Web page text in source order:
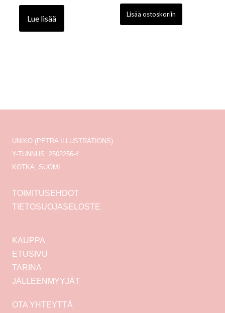
Lue lisää Lisää ostoskoriin
UNIKO (PETRA ILLUSTRATIONS)
Y-TUNNUS: 2502256-4
KOTKA, SUOMI
TOIMITUSEHDOT
TIETOSUOJASELOSTE
KAUPPA
ETUSIVU
TARINA
JÄLLEENMYYJÄT
OTA YHTEYTTÄ